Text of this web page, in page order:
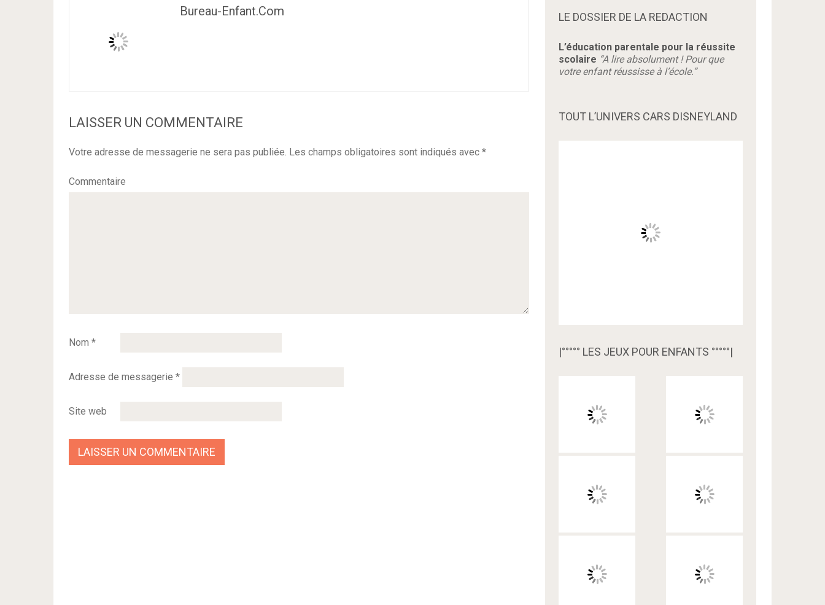
Bureau-Enfant.com
LAISSER UN COMMENTAIRE
Votre adresse de messagerie ne sera pas publiée. Les champs obligatoires sont indiqués avec *
Commentaire
Nom *
Adresse de messagerie *
Site web
LE DOSSIER DE LA REDACTION
L’éducation parentale pour la réussite
scolaire “A lire absolument ! Pour que
votre enfant réussisse à l’école.”
TOUT L’UNIVERS CARS DISNEYLAND
|°°°°° LES JEUX POUR ENFANTS °°°°°|